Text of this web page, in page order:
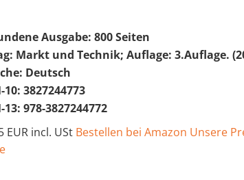
Ausgabe: 800 Seiten
Markt und Technik; Auflage: 3.Auflage.
Deutsch
10: 3827244773
13: 978-3827244772
EUR incl. USt Bestellen bei Amazon Unsere